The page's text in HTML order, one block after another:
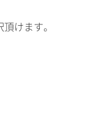
けます。